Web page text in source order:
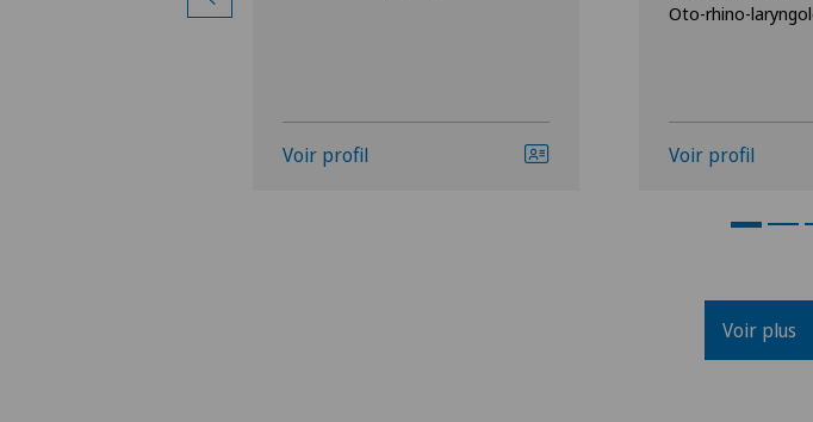
Voir profil
Oto-rhino-
Voir profil
Voir plus